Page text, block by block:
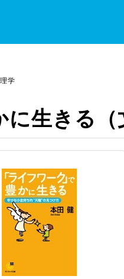
学
生きる（